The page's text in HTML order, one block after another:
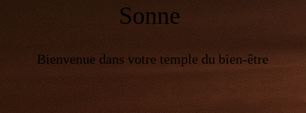
Sonne
Bienvenue dans votre temple du bien-être